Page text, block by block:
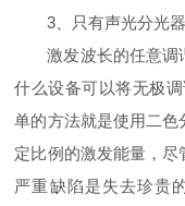
3、只有声光分光
激发波长的任意调
什么设备可以将无极
单的方法就是使用二色
定比例的激发能量，
严重缺陷是失去珍贵